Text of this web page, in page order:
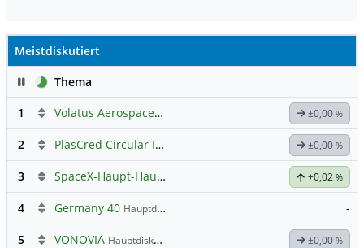
Meistdiskutiert
PauseThema
1
Volatus Aerospace (Offener Austausch) ±0,00 %
2 PlasCred Circular Innovations ±0,00 %
3 SpaceX-Haupt-Hauptforum +0,02 %
4 Germany 40 Hauptdiskussion -
5 VONOVIA Hauptdiskussion ±0,00 %